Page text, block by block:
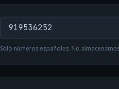
Solo números españoles. No